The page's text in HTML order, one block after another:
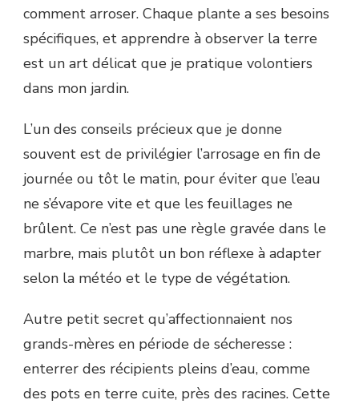
comment arroser. Chaque plante a ses besoins
spécifiques, et apprendre à observer la terre
est un art délicat que je pratique volontiers
dans mon jardin.
L’un des conseils précieux que je donne
souvent est de privilégier l’arrosage en fin de
journée ou tôt le matin, pour éviter que l’eau
ne s’évapore vite et que les feuillages ne
brûlent. Ce n’est pas une règle gravée dans le
marbre, mais plutôt un bon réflexe à adapter
selon la météo et le type de végétation.
Autre petit secret qu’affectionnaient nos
grands-mères en période de sécheresse :
enterrer des récipients pleins d’eau, comme
des pots en terre cuite, près des racines. Cette